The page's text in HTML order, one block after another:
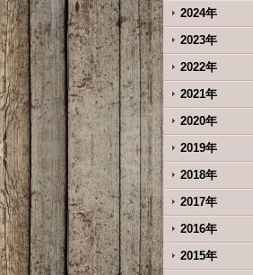
2024年
2023年
2022年
2021年
2020年
2019年
2018年
2017年
2016年
2015年